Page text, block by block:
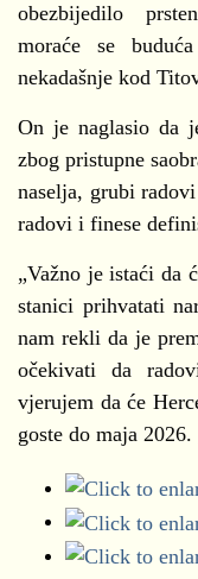
obezbijedilo
moraće se
nekadašnje kod
On je naglasio da
zbog pristupne
naselja, grubi
radovi i finese
„Važno je istaći da
stanici prihvatati
nam rekli da je
očekivati da
vjerujem da će
goste do maja